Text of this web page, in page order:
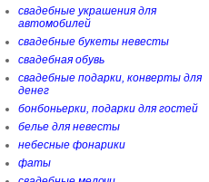
свадебные украшения для
автомобилей
свадебные букеты невесты
свадебная обувь
свадебные подарки, конверты для
денег
бонбоньерки, подарки для гостей
белье для невесты
небесные фонарики
фаты